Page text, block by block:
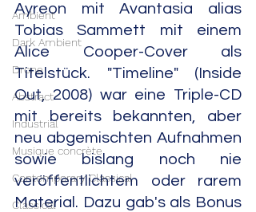
Ambient
Dark Ambient
Drone
Abstract
Industrial
Musique concrète
Contemporary Classical
Classical
Ayreon mit Avantasia alias
Tobias Sammett mit einem
Alice Cooper-Cover als
Titelstück. "Timeline" (Inside
Out, 2008) war eine Triple-CD
mit bereits bekannten, aber
neu abgemischten Aufnahmen
sowie bislang noch nie
veröffentlichtem oder rarem
Material. Dazu gab's als Bonus